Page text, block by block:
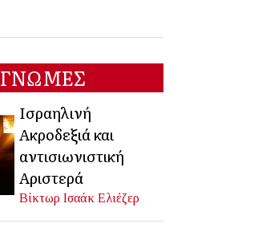
ΓΝΩΜΕΣ
Ισραηλινή
Ακροδεξιά και
αντισιωνιστική
Αριστερά
Βίκτωρ Ισαάκ Ελιέζερ